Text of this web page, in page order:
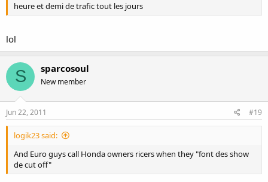
heure et demi de trafic tout les jours
lol
S sparcosoul
New member
Jun 22, 2011 #19
logik23 said:
And Euro guys call Honda owners ricers when they "font des show
de cut off"